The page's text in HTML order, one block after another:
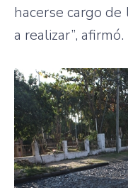
hacerse cargo
a realizar”, afirmó.